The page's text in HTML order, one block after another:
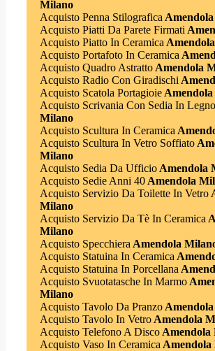
Milano
Acquisto Penna Stilografica
Acquisto Piatti Da Parete Firmati
Acquisto Piatto In Ceramica
Acquisto Portafoto In Ceramica
Acquisto Quadro AstrattoAmendola
Acquisto Radio Con Giradischi
Acquisto Scatola Portagioie
Acquisto Scrivania Con Sedia In Legno
Milano
Acquisto Scultura In Ceramica
Acquisto Scultura In Vetro Soffiato
Milano
Acquisto Sedia Da UfficioAmendola
Acquisto Sedie Anni 40Amendola
Acquisto Servizio Da Toilette In Vetro
Milano
Acquisto Servizio Da Tè In Ceramica
Milano
Acquisto Specchiera Amendola
Acquisto Statuina In Ceramica
Acquisto Statuina In Porcellana
Acquisto Svuotatasche In Marmo
Milano
Acquisto Tavolo Da Pranzo
Acquisto Tavolo In VetroAmendola
Acquisto Telefono A DiscoAmendola
Acquisto Vaso In Ceramica Amendola